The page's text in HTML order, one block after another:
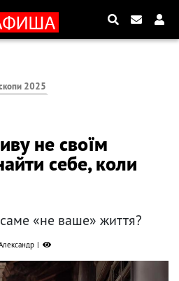
2025
не своїм
себе, коли
«не ваше» життя?